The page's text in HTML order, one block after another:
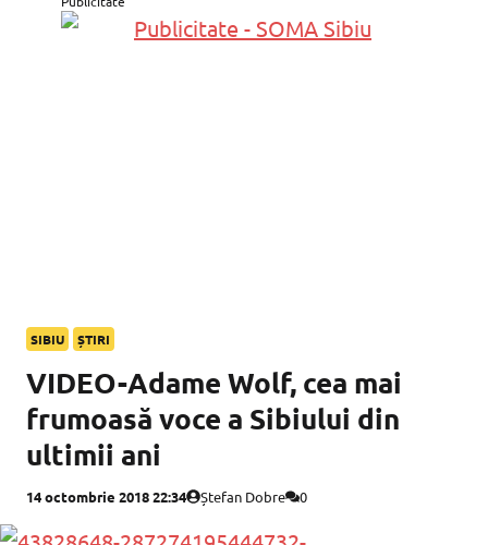
SIBIU ȘTIRI
VIDEO-Adame Wolf, cea mai
frumoasă voce a Sibiului din
ultimii ani
14 octombrie 2018 22:34 Ștefan Dobre 0